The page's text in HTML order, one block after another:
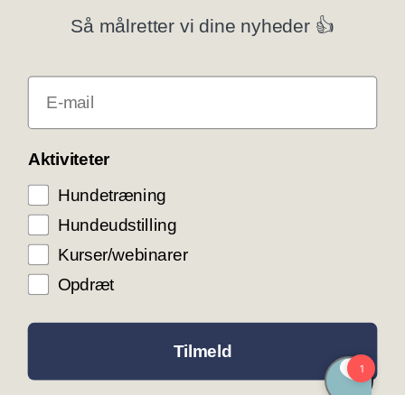
Vi bruger cookies til teknisk funktionalitet samt
trafikmåling for at optimere vores hjemmeside og
levere den bedst mulige service og
brugeroplevelse. Ved at trykke ”Accepter alle”
giver du samtykke til disse formål.
ACCEPTER NØDVENDIGE COOKIES
INDSTILLINGER
Privatlivspolitik
Få rabat som DKK medlem
Så målretter vi dine nyheder 👍
E-mail
Aktiviteter
Hundetræning
Hundeudstilling
Kurser/webinarer
Opdræt
Tilmeld